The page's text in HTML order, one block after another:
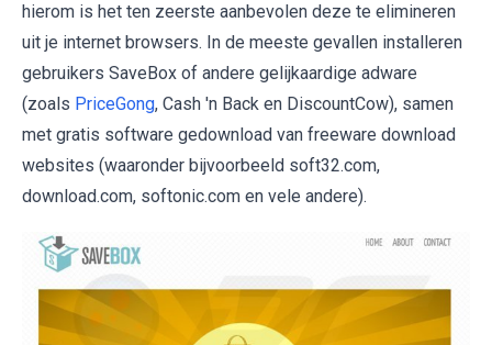
hierom is het ten zeerste aanbevolen deze te elimineren
uit je internet browsers. In de meeste gevallen installeren
gebruikers SaveBox of andere gelijkaardige adware
(zoals PriceGong, Cash 'n Back en DiscountCow), samen
met gratis software gedownload van freeware download
websites (waaronder bijvoorbeeld soft32.com,
download.com, softonic.com en vele andere).